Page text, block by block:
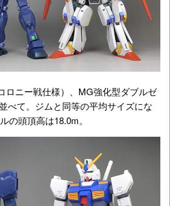
ロニー戦仕様）、MG強化型ダブルゼ
べて。ジムと同等の平均サイズにな
の頭頂高は18.0m。